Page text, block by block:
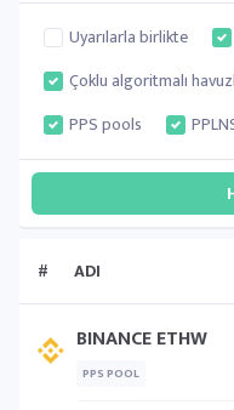
Uyarılarla birlikte
Çoklu algoritmalı
PPS pools
# ADI
BINANCE ETHW
PPS POOL